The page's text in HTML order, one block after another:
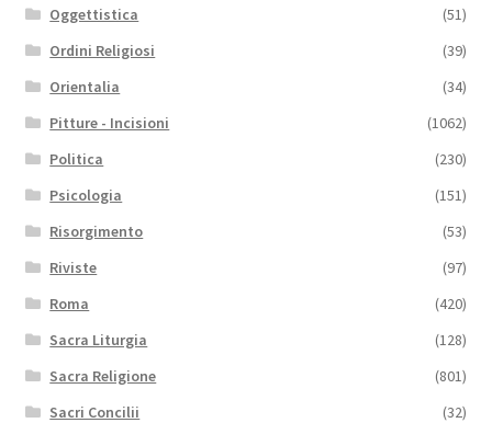
Oggettistica
(51)
Ordini Religiosi
(39)
Orientalia
(34)
Pitture - Incisioni
(1062)
Politica
(230)
Psicologia
(151)
Risorgimento
(53)
Riviste
(97)
Roma
(420)
Sacra Liturgia
(128)
Sacra Religione
(801)
Sacri Concilii
(32)